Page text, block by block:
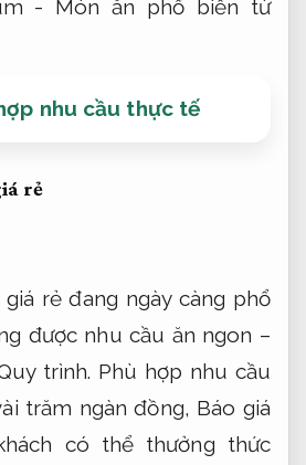
nhu cầu thực tế
rẻ
rẻ đang ngày càng phổ
được nhu cầu ăn ngon –
trình. Phù hợp nhu cầu
trăm ngàn đồng, Báo giá
có thể thưởng thức